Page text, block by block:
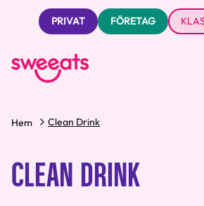
PRIVAT FÖRETAG
Hem Clean Drink
CLEAN DRINK